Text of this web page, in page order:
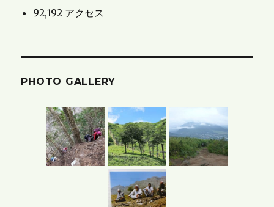
ロ
ー
92,192 アクセス
PHOTO GALLERY